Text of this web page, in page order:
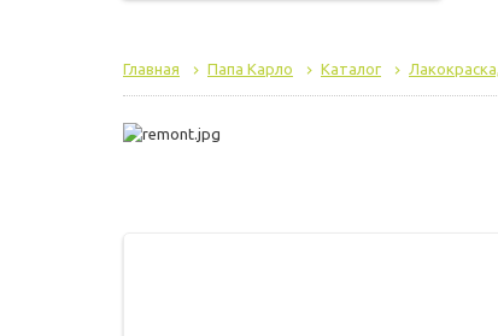
Главная Папа Карло Каталог